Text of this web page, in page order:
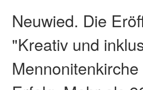
Neuwied. Die
"Kreativ und